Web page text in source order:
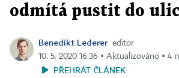
odmítá pustit do ulic
Benedikt Lederer editor
10. 5. 2020 16:36 ▪ Aktualizováno ▪ 4
PŘEHRÁT ČLÁNEK